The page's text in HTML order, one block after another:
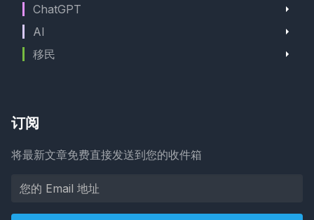
ChatGPT
AI
移民
订阅
将最新文章免费直接发送到您的收件箱